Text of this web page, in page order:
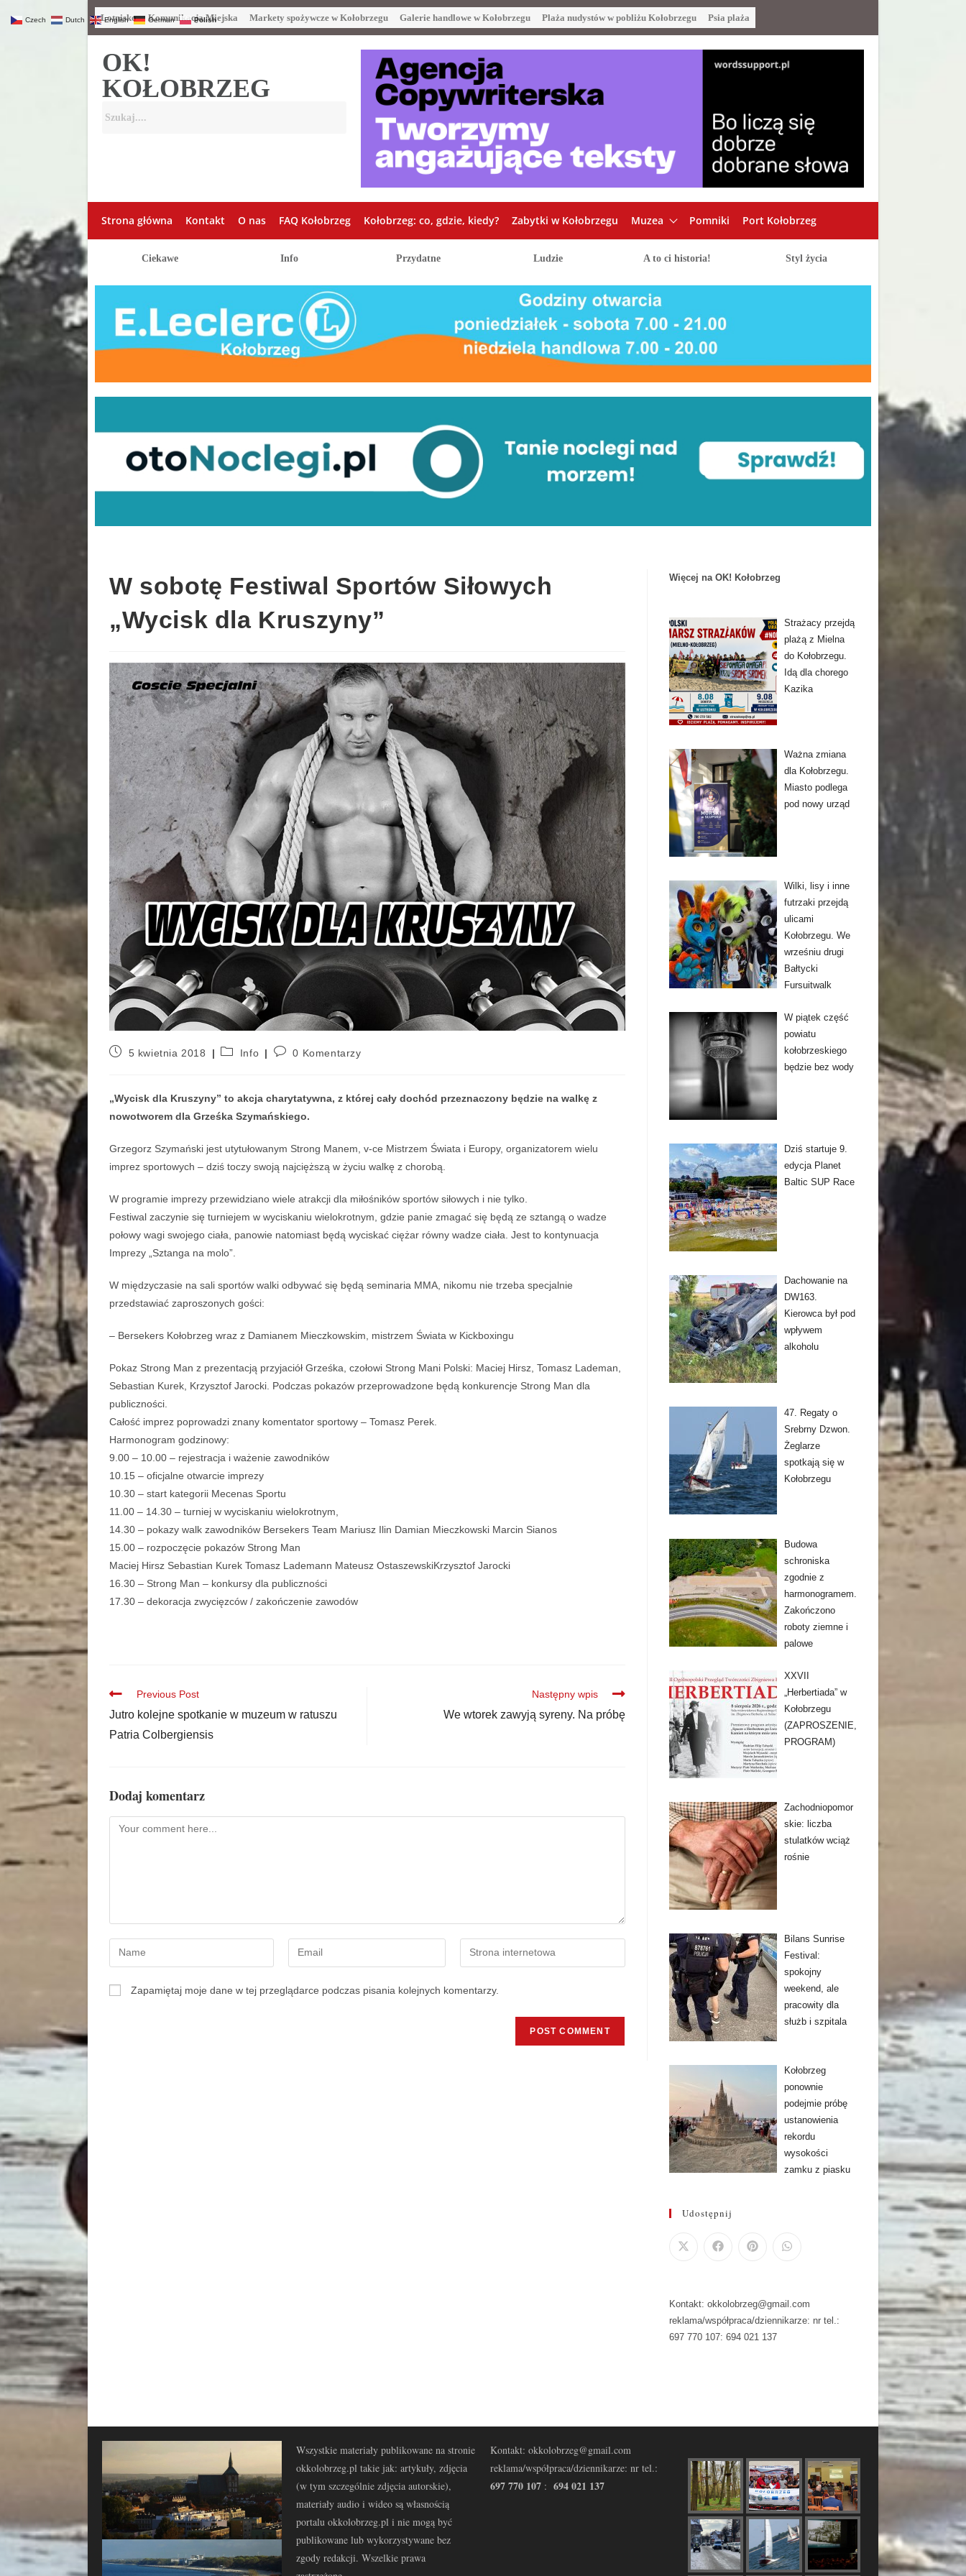
Lotnisko Komunikacja Miejska Markety spożywcze w Kołobrzegu Galerie handlowe w Kołobrzegu Plaża nudystów w pobliżu Kołobrzegu Psia plaża
OK!
KOŁOBRZEG
Strona główna Kontakt O nas FAQ Kołobrzeg Kołobrzeg: co, gdzie, kiedy? Zabytki w Kołobrzegu Muzea Pomniki Port Kołobrzeg
Ciekawe Info Przydatne Ludzie A to ci historia! Styl życia
W sobotę Festiwal Sportów Siłowych
„Wycisk dla Kruszyny”
5 kwietnia 2018 Info 0 Komentarzy
„Wycisk dla Kruszyny” to akcja charytatywna, z której cały dochód przeznaczony będzie na walkę z
nowotworem dla Grześka Szymańskiego.
Grzegorz Szymański jest utytułowanym Strong Manem, v-ce Mistrzem Świata i Europy, organizatorem wielu
imprez sportowych – dziś toczy swoją najcięższą w życiu walkę z chorobą.
W programie imprezy przewidziano wiele atrakcji dla miłośników sportów siłowych i nie tylko.
Festiwal zaczynie się turniejem w wyciskaniu wielokrotnym, gdzie panie zmagać się będą ze sztangą o wadze
połowy wagi swojego ciała, panowie natomiast będą wyciskać ciężar równy wadze ciała. Jest to kontynuacja
Imprezy „Sztanga na molo”.
W międzyczasie na sali sportów walki odbywać się będą seminaria MMA, nikomu nie trzeba specjalnie
przedstawiać zaproszonych gości:
– Bersekers Kołobrzeg wraz z Damianem Mieczkowskim, mistrzem Świata w Kickboxingu
Pokaz Strong Man z prezentacją przyjaciół Grześka, czołowi Strong Mani Polski: Maciej Hirsz, Tomasz Lademan,
Sebastian Kurek, Krzysztof Jarocki. Podczas pokazów przeprowadzone będą konkurencje Strong Man dla
publiczności.
Całość imprez poprowadzi znany komentator sportowy – Tomasz Perek.
Harmonogram godzinowy:
9.00 – 10.00 – rejestracja i ważenie zawodników
10.15 – oficjalne otwarcie imprezy
10.30 – start kategorii Mecenas Sportu
11.00 – 14.30 – turniej w wyciskaniu wielokrotnym,
14.30 – pokazy walk zawodników Bersekers Team Mariusz Ilin Damian Mieczkowski Marcin Sianos
15.00 – rozpoczęcie pokazów Strong Man
Maciej Hirsz Sebastian Kurek Tomasz Lademann Mateusz OstaszewskiKrzysztof Jarocki
16.30 – Strong Man – konkursy dla publiczności
17.30 – dekoracja zwycięzców / zakończenie zawodów
Previous Post
Jutro kolejne spotkanie w muzeum w ratuszu
Patria Colbergiensis
Następny wpis
We wtorek zawyją syreny. Na próbę
Dodaj komentarz
Zapamiętaj moje dane w tej przeglądarce podczas pisania kolejnych komentarzy.
Więcej na OK! Kołobrzeg
Strażacy przejdą
plażą z Mielna
do Kołobrzegu.
Idą dla chorego
Kazika
Ważna zmiana
dla Kołobrzegu.
Miasto podlega
pod nowy urząd
Wilki, lisy i inne
futrzaki przejdą
ulicami
Kołobrzegu. We
wrześniu drugi
Bałtycki
Fursuitwalk
W piątek część
powiatu
kołobrzeskiego
będzie bez wody
Dziś startuje 9.
edycja Planet
Baltic SUP Race
Dachowanie na
DW163.
Kierowca był pod
wpływem
alkoholu
47. Regaty o
Srebrny Dzwon.
Żeglarze
spotkają się w
Kołobrzegu
Budowa
schroniska
zgodnie z
harmonogramem.
Zakończono
roboty ziemne i
palowe
XXVII
„Herbertiada” w
Kołobrzegu
(ZAPROSZENIE,
PROGRAM)
Zachodniopomor
skie: liczba
stulatków wciąż
rośnie
Bilans Sunrise
Festival:
spokojny
weekend, ale
pracowity dla
służb i szpitala
Kołobrzeg
ponownie
podejmie próbę
ustanowienia
rekordu
wysokości
zamku z piasku
Udostępnij
Kontakt: okkolobrzeg@gmail.com
reklama/współpraca/dziennikarze: nr tel.:
697 770 107: 694 021 137
Wszystkie materiały publikowane na stronie
okkolobrzeg.pl takie jak: artykuły, zdjęcia
(w tym szczególnie zdjęcia autorskie),
materiały audio i wideo są własnością
portalu okkolobrzeg.pl i nie mogą być
publikowane lub wykorzystywane bez
zgody redakcji. Wszelkie prawa
Kontakt: okkolobrzeg@gmail.com
reklama/współpraca/dziennikarze: nr tel.:
697 770 107 : 694 021 137
Czech Dutch English German Polish